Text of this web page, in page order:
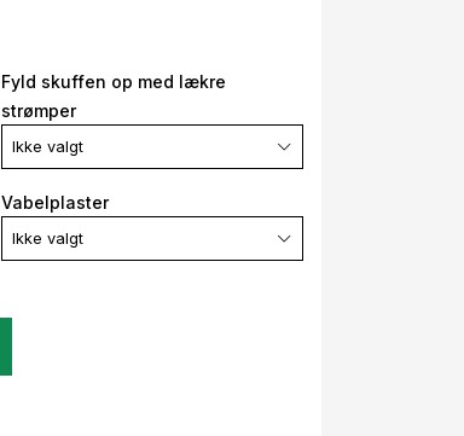
Fyld skuffen op med lækre
strømper
Ikke valgt
Vabelplaster
Ikke valgt